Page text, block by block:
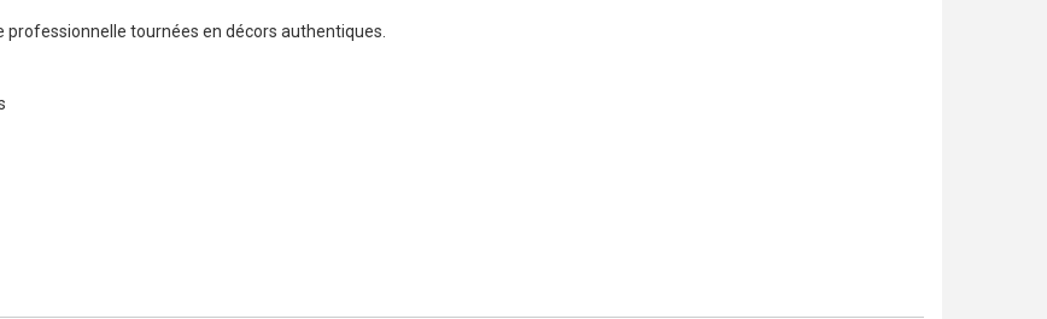
professionnelle tournées en décors authentiques.